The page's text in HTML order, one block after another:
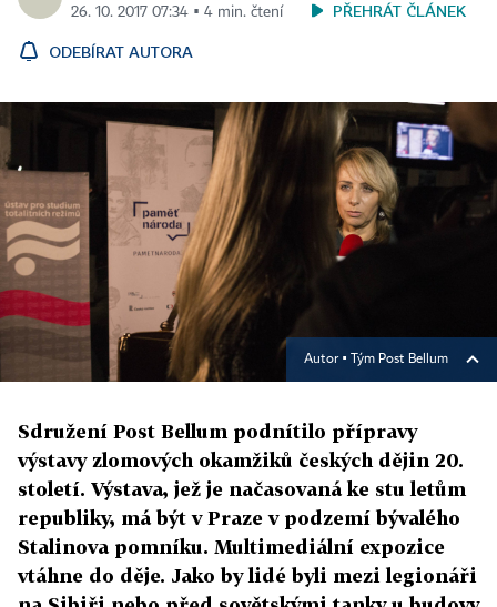
26. 10. 2017 07:34 ▪ 4 min. čtení PŘEHRÁT ČLÁNEK
ODEBÍRAT AUTORA
Autor ▪ Tým Post Bellum
Sdružení Post Bellum podnítilo přípravy
výstavy zlomových okamžiků českých dějin 20.
století. Výstava, jež je načasovaná ke stu letům
republiky, má být v Praze v podzemí bývalého
Stalinova pomníku. Multimediální expozice
vtáhne do děje. Jako by lidé byli mezi legionáři